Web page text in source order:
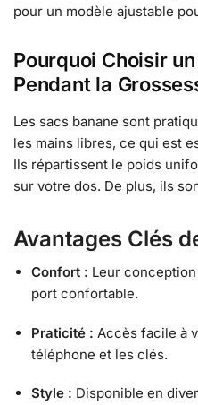
pour un modèle ajustable
Pourquoi Choisir
Pendant la
Les sacs banane sont
les mains libres, ce qui est
Ils répartissent le poids
sur votre dos. De plus, ils
Avantages Clés
Confort : Leur
port confortable.
Praticité : Accès facile à
téléphone et les clés.
Style : Disponible en